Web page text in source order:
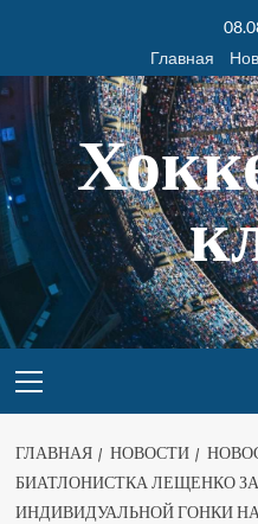
Главная
ГЛАВНАЯ НОВОСТИ
БИАТЛОНИСТКА ЛЕЩЕНКО
ИНДИВИДУАЛЬНОЙ ГОНКИ